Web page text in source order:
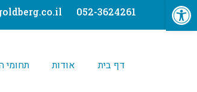
לתוכן 052-3624261
דף בית אודות תחומי